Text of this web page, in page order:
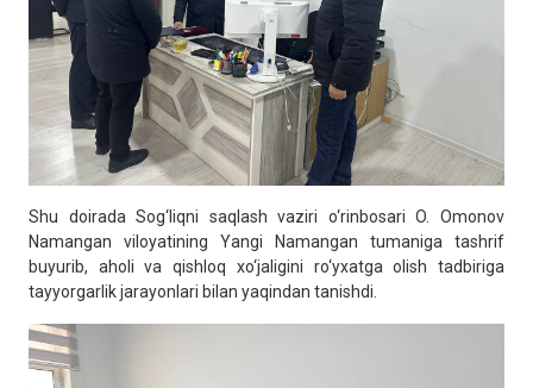
Shu doirada Sog‘liqni saqlash vaziri o‘rinbosari O. Omonov
Namangan viloyatining Yangi Namangan tumaniga tashrif
buyurib, aholi va qishloq xo‘jaligini ro‘yxatga olish tadbiriga
tayyorgarlik jarayonlari bilan yaqindan tanishdi.